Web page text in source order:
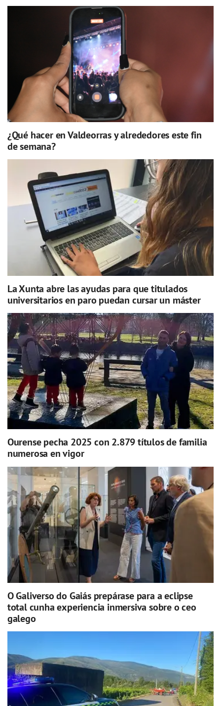
¿Qué hacer en Valdeorras y alrededores este fin
de semana?
La Xunta abre las ayudas para que titulados
universitarios en paro puedan cursar un máster
Ourense pecha 2025 con 2.879 títulos de familia
numerosa en vigor
O Galiverso do Gaiás prepárase para a eclipse
total cunha experiencia inmersiva sobre o ceo
galego